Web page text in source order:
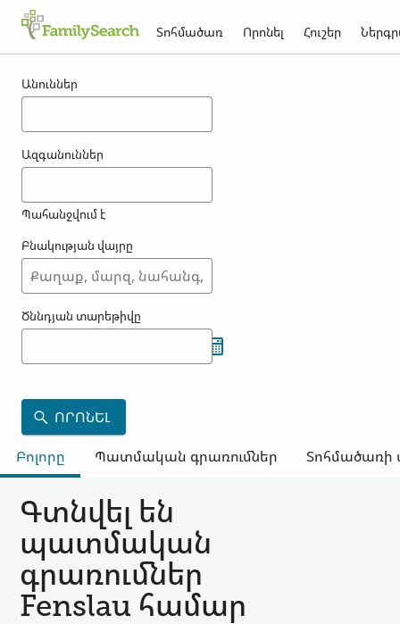
Տոհմածառ Որոնել Հուշեր
Անուններ
Ազգանուններ
Պահանջվում է
Բնակության վայրը
Ծննդյան տարեթիվը
ՈՐՈՆԵԼ
Բոլորը
Պատմական գրառումներ Տոհմածառի
Գտնվել են
պատմական
գրառումներ
Fenslau համար